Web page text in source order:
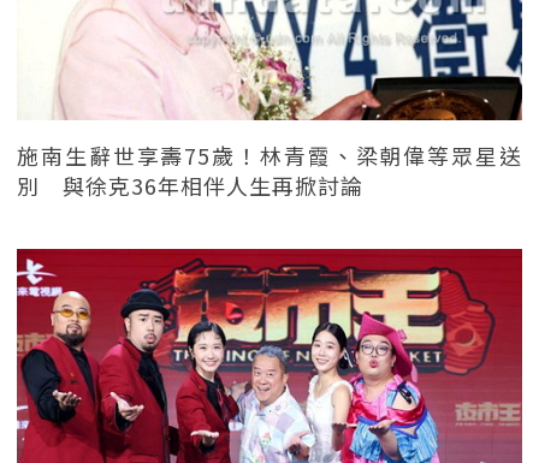
施南生辭世享壽75歲！林青霞、梁朝偉等眾星送
別 與徐克36年相伴人生再掀討論